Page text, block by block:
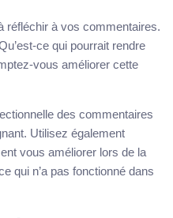
réfléchir à vos commentaires.
ce qui pourrait rendre
vous améliorer cette
des commentaires
Utilisez également
vous améliorer lors de la
qui n’a pas fonctionné dans